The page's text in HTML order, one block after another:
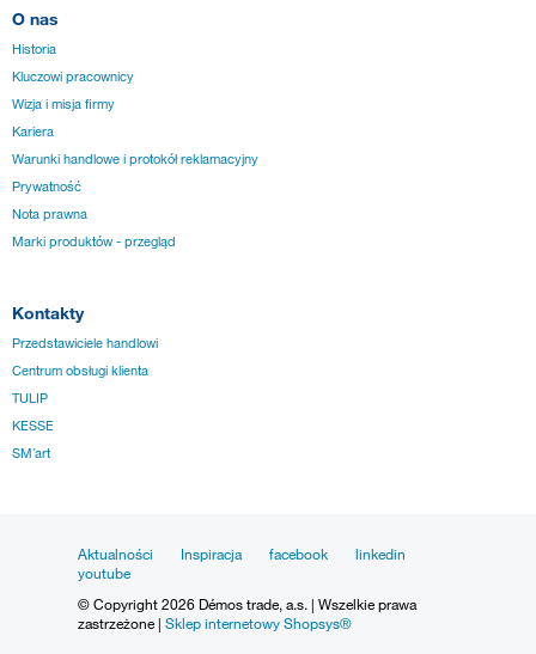
O nas
Historia
Kluczowi pracownicy
Wizja i misja firmy
Kariera
Warunki handlowe i protokół reklamacyjny
Prywatność
Nota prawna
Marki produktów - przegląd
Kontakty
Przedstawiciele handlowi
Centrum obsługi klienta
TULIP
KESSE
SM´art
Aktualności Inspiracja facebook
linkedin
youtube
© Copyright 2026 Démos trade, a.s. | Wszelkie prawa
zastrzeżone | Sklep internetowy Shopsys®